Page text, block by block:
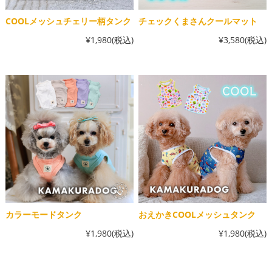
COOLメッシュチェリー柄タンク
¥1,980(税込)
チェックくまさんクールマット
¥3,580(税込)
カラーモードタンク
¥1,980(税込)
おえかきCOOLメッシュタンク
¥1,980(税込)